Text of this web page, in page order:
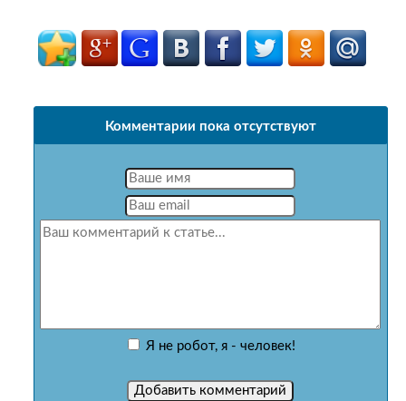
Комментарии пока отсутствуют
Я не робот, я - человек!